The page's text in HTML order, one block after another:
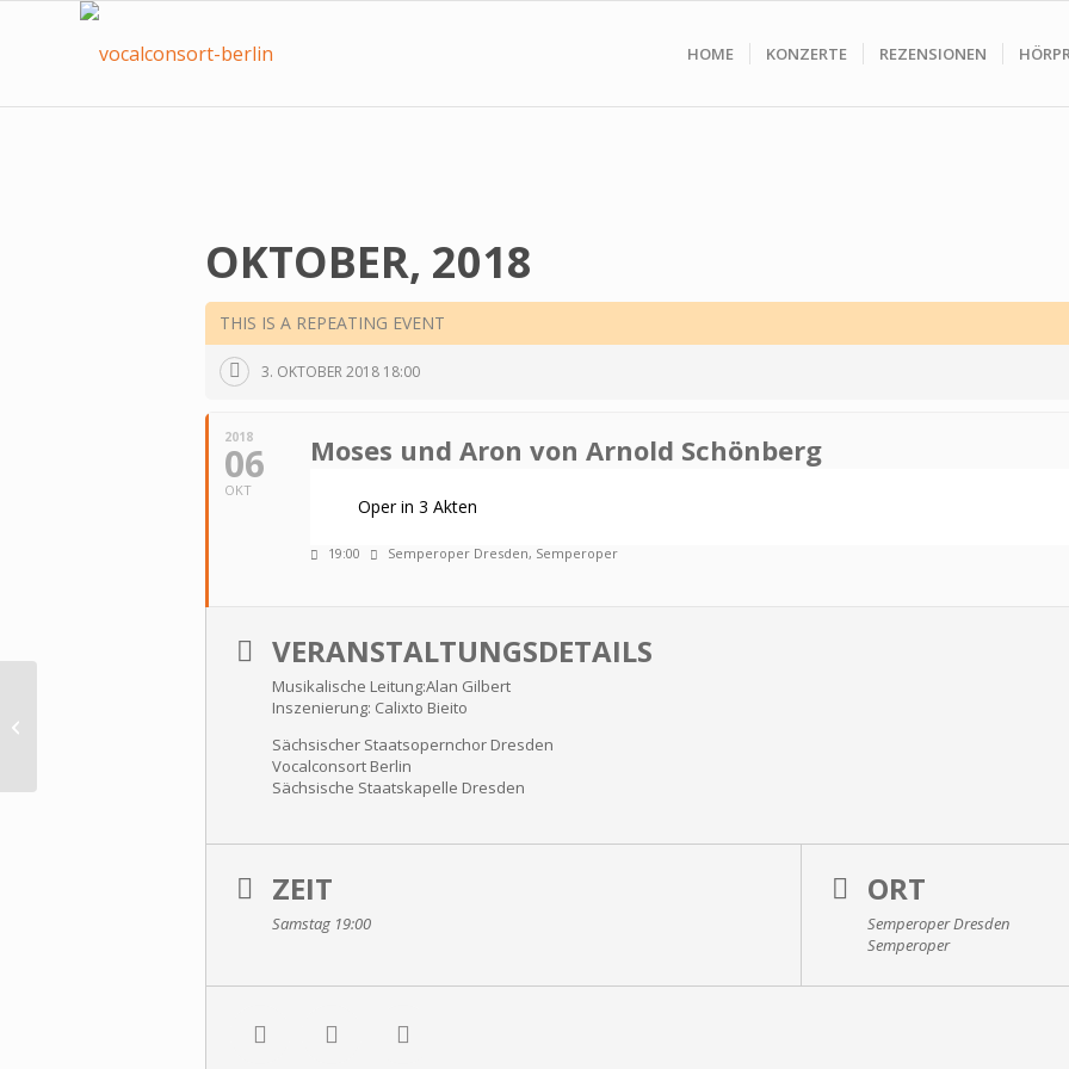
HOME KONZERTE REZENSIONEN
OKTOBER, 2018
THIS IS A REPEATING EVENT
3. OKTOBER 2018 18:00
2018
06
OKT
Moses und Aron von Arnold Schönberg
Oper in 3 Akten
19:00 Semperoper Dresden, Semperoper
VERANSTALTUNGSDETAILS
Musikalische Leitung:Alan Gilbert
Inszenierung: Calixto Bieito
Sächsischer Staatsopernchor Dresden
Vocalconsort Berlin
Sächsische Staatskapelle Dresden
ZEIT
Samstag 19:00
ORT
Semperoper Dresden
Semperoper